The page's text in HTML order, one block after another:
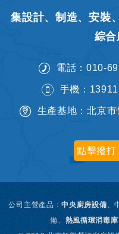
集設計、制造、安裝
綜
電話：010-
手機：
生產基地：北京
點擊撥
公司主營產品：中央廚房設備、
備、 熱風循環消毒庫